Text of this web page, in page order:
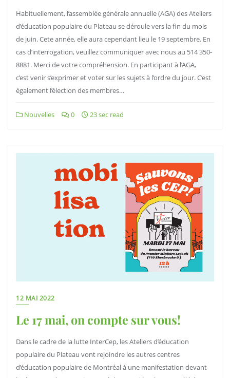
Habituellement, l’assemblée générale annuelle (AGA) des Ateliers
d’éducation populaire du Plateau se déroule vers la fin du mois
de juin. Cete année, elle aura cependant lieu le 19 septembre. En
cas d’interrogation, veuillez communiquer avec nous au 514 350-
8881. Merci de votre compréhension. En participant à l’AGA,
c’est venir s’exprimer et voter sur les sujets à l’ordre du jour. C’est
également l’élection des membres…
Nouvelles 0 23 sec read
12 MAI 2022
Le 17 mai, on compte sur vous!
Dans le cadre de la lutte InterCep, les Ateliers d’éducation
populaire du Plateau vont rejoindre les autres centres
d’éducation populaire de Montréal à une manifestation devant